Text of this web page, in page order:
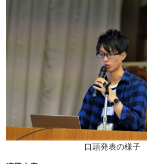
口頭発表の様子